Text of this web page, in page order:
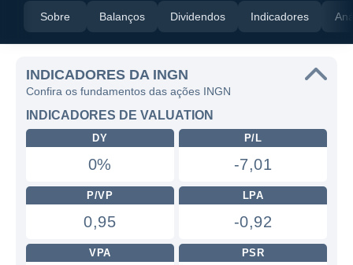
Sobre Balanços Dividendos Indicadores
INDICADORES DA INGN
Confira os fundamentos das ações INGN
INDICADORES DE VALUATION
DY
0%
P/L
-7,01
P/VP
0,95
LPA
-0,92
VPA PSR